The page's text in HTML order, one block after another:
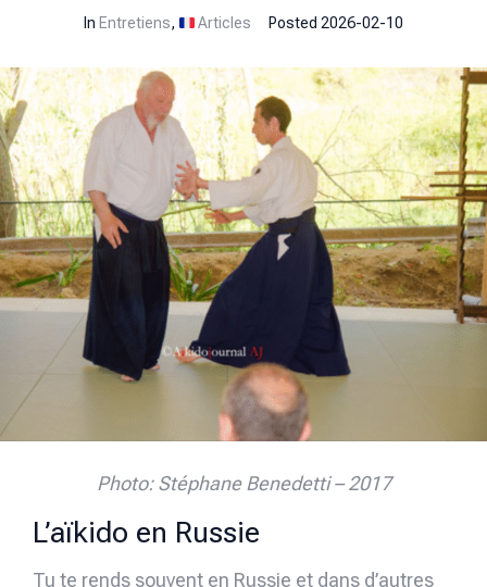
In Entretiens, Articles Posted2026-02-10
Photo: Stéphane Benedetti – 2017
L’aïkido en Russie
Tu te rends souvent en Russie et dans d’autres